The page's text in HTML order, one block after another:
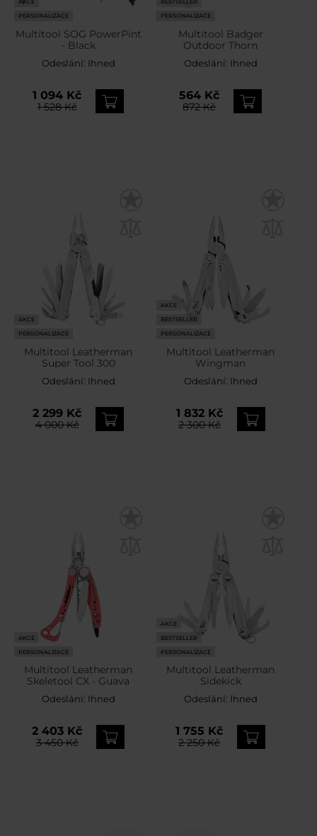
AKCE
PERSONALIZACE
Multitool SOG PowerPint
- Black
Odeslání: Ihned
1 094 Kč
1 528 Kč
BESTSELLER
PERSONALIZACE
Multitool Badger
Outdoor Thorn
Odeslání: Ihned
564 Kč
872 Kč
AKCE
PERSONALIZACE
Multitool Leatherman
Super Tool 300
Odeslání: Ihned
2 299 Kč
4 000 Kč
AKCE
BESTSELLER
PERSONALIZACE
Multitool Leatherman
Wingman
Odeslání: Ihned
1 832 Kč
2 300 Kč
AKCE
PERSONALIZACE
Multitool Leatherman
Skeletool CX - Guava
Odeslání: Ihned
2 403 Kč
3 450 Kč
AKCE
BESTSELLER
PERSONALIZACE
Multitool Leatherman
Sidekick
Odeslání: Ihned
1 755 Kč
2 250 Kč